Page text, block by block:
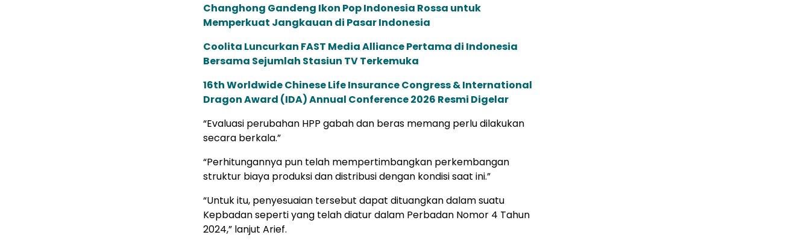
Changhong Gandeng Ikon Pop Indonesia Rossa untuk
Memperkuat Jangkauan di Pasar Indonesia
Coolita Luncurkan FAST Media Alliance Pertama di Indonesia
Bersama Sejumlah Stasiun TV Terkemuka
16th Worldwide Chinese Life Insurance Congress & International
Dragon Award (IDA) Annual Conference 2026 Resmi Digelar
“Evaluasi perubahan HPP gabah dan beras memang perlu dilakukan
secara berkala.”
“Perhitungannya pun telah mempertimbangkan perkembangan
struktur biaya produksi dan distribusi dengan kondisi saat ini.”
“Untuk itu, penyesuaian tersebut dapat dituangkan dalam suatu
Kepbadan seperti yang telah diatur dalam Perbadan Nomor 4 Tahun
2024,” lanjut Arief.